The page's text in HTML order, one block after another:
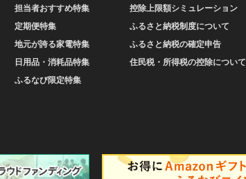
担当者おすすめ特集
定期便特集
地元が誇る家電特集
日用品・消耗品特集
ふるなび限定特集
控除上限額シミュレーション
ふるさと納税制度について
ふるさと納税の確定申告
住民税・所得税の控除について